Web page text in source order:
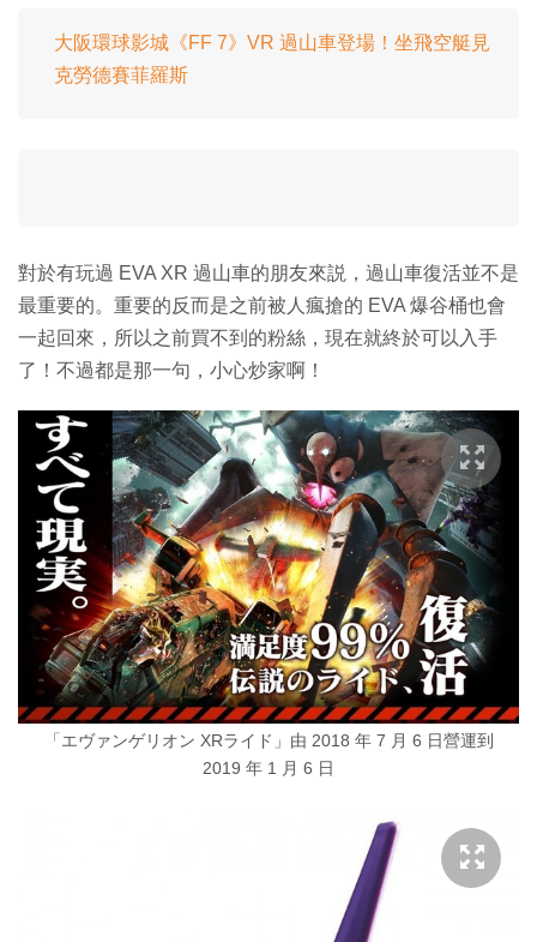
大阪環球影城《FF 7》VR 過山車登場！坐飛空艇見
克勞德賽菲羅斯
對於有玩過 EVA XR 過山車的朋友來説，過山車復活並不是
最重要的。重要的反而是之前被人瘋搶的 EVA 爆谷桶也會
一起回來，所以之前買不到的粉絲，現在就終於可以入手
了！不過都是那一句，小心炒家啊！
「エヴァンゲリオン XRライド」由 2018 年 7 月 6 日營運到
2019 年 1 月 6 日